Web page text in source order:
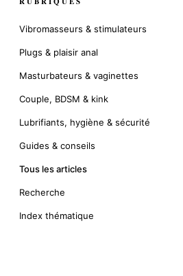
Vibromasseurs & stimulateurs
Plugs & plaisir anal
Masturbateurs & vaginettes
Couple, BDSM & kink
Lubrifiants, hygiène & sécurité
Guides & conseils
Tous les articles
Recherche
Index thématique